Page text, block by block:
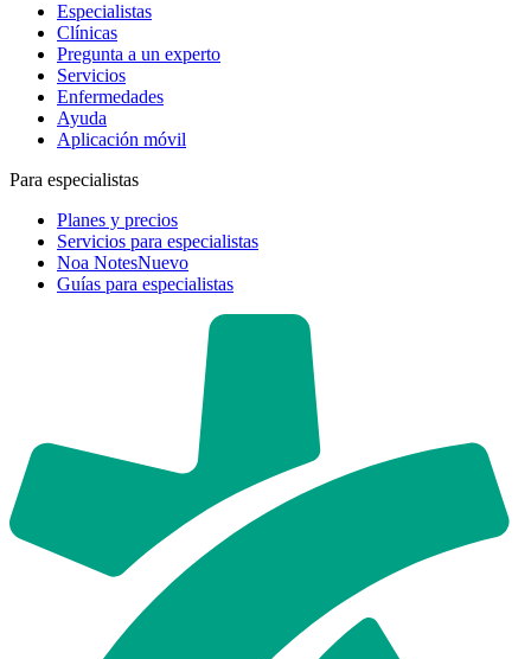
Especialistas
Clínicas
Pregunta a un experto
Servicios
Enfermedades
Ayuda
Aplicación móvil
Para especialistas
Planes y precios
Servicios para especialistas
Noa NotesNuevo
Guías para especialistas